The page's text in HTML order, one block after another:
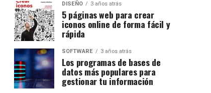
DISEÑO 3 años atrás
5 páginas web para crear
iconos online de forma fácil y
rápida
SOFTWARE 3 años atrás
Los programas de bases de
datos más populares para
gestionar tu información